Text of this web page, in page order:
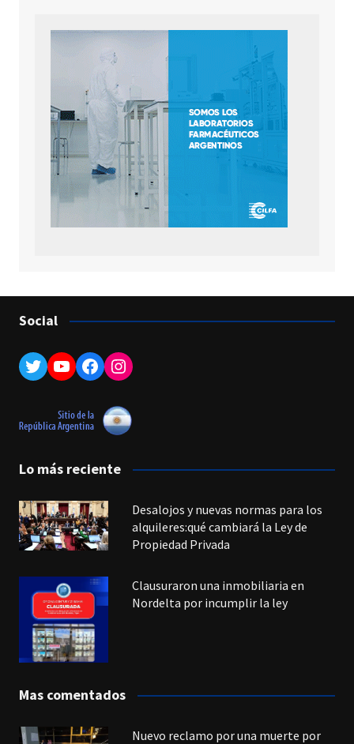
Social
Twitter
YouTube
Facebook
Instagram
Lo más reciente
Desalojos y nuevas normas para los
alquileres:qué cambiará la Ley de
Propiedad Privada
Clausuraron una inmobiliaria en
Nordelta por incumplir la ley
Mas comentados
Nuevo reclamo por una muerte por